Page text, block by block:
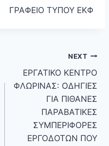
ΓΡΑΦΕΙΟ ΤΥΠΟΥ ΕΚΦ
NEXT
ΕΡΓΑΤΙΚΟ ΚΕΝΤΡΟ
ΦΛΩΡΙΝΑΣ: ΟΔΗΓΙΕΣ
ΓΙΑ ΠΙΘΑΝΕΣ
ΠΑΡΑΒΑΤΙΚΕΣ
ΣΥΜΠΕΡΙΦΟΡΕΣ
ΕΡΓΟΔΟΤΩΝ ΠΟΥ